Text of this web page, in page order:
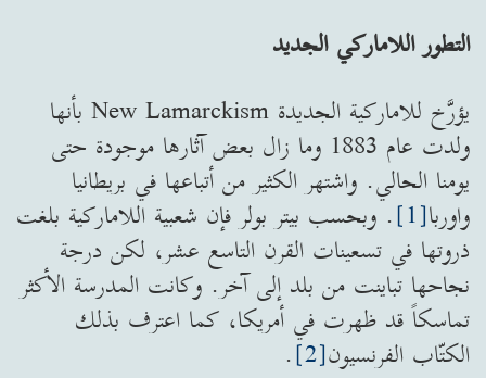
التطور اللاماركي الجديد
يؤرَّخ للاماركية الجديدة New Lamarckism بأنها
ولدت عام 1883 وما زال بعض آثارها موجودة حتى
يومنا الحالي. واشتهر الكثير من أتباعها في بريطانيا
واوربا[1]
. وبحسب بيتر بولر فإن شعبية اللاماركية بلغت
ذروتها في تسعينات القرن التاسع عشر، لكن درجة
نجاحها تباينت من بلد إلى آخر. وكانت المدرسة الأكثر
تماسكاً قد ظهرت في أمريكا، كما اعترف بذلك
الكتّاب الفرنسيون[2]
.